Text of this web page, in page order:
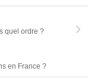
quel ordre ?
en France ?